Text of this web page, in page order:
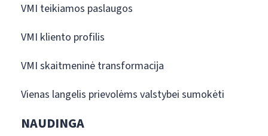
VMI teikiamos paslaugos
VMI kliento profilis
VMI skaitmeninė transformacija
Vienas langelis prievolėms valstybei sumokėti
NAUDINGA